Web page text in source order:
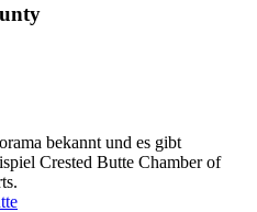
bekannt und es gibt
Crested Butte Chamber of